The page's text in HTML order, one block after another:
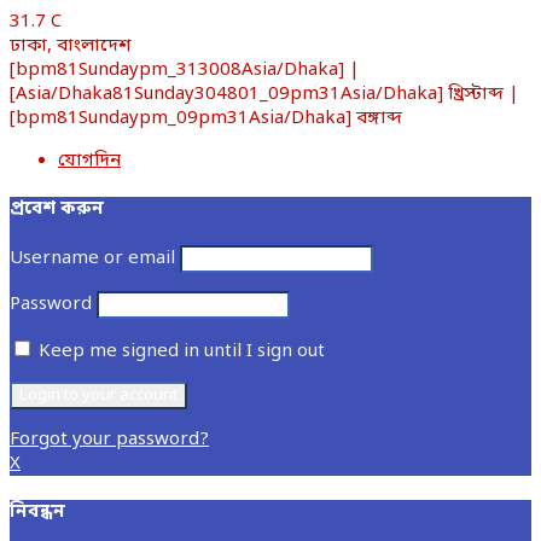
31.7 C
ঢাকা, বাংলাদেশ
[bpm81Sundaypm_313008Asia/Dhaka] |
[Asia/Dhaka81Sunday304801_09pm31Asia/Dhaka] খ্রিস্টাব্দ |
[bpm81Sundaypm_09pm31Asia/Dhaka] বঙ্গাব্দ
যোগদিন
প্রবেশ করুন
Username or email
Password
Keep me signed in until I sign out
Forgot your password?
X
নিবন্ধন